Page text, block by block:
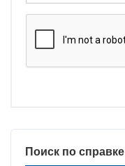
Поиск по справке